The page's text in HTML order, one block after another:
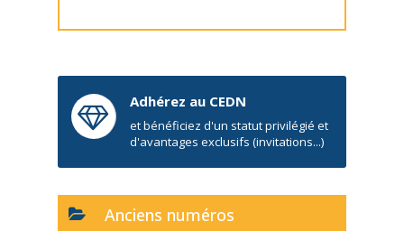
Adhérez au CEDN
et bénéficiez d'un statut privilégié et
d'avantages exclusifs (invitations...)
Anciens numéros